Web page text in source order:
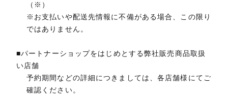
（※）
※お支払いや配送先情報に不備がある場合、この限り
ではありません。
■パートナーショップをはじめとする弊社販売商品取扱
い店舗
予約期間などの詳細につきましては、各店舗様にてご
確認ください。